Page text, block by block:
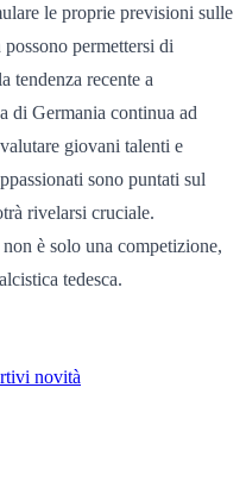
le proprie previsioni sulle
permettersi di
tendenza recente a
di Germania continua ad
giovani talenti e
sono puntati sul
rivelarsi cruciale.
è solo una competizione,
tedesca.
novità